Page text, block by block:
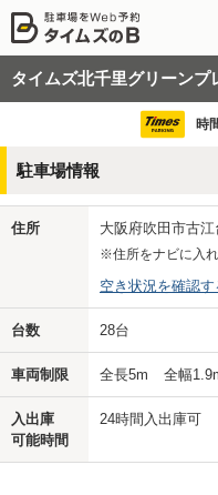
タイムズ北千里グリーンプ
時
駐車場情報
住所 大阪府吹田市古江
※住所をナビに入
空き状況を確認す
台数 28台
車両制限 全長5m 全幅1.9
入出庫
可能時間
24時間入出庫可